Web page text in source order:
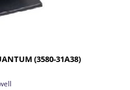
(3580-31A38)